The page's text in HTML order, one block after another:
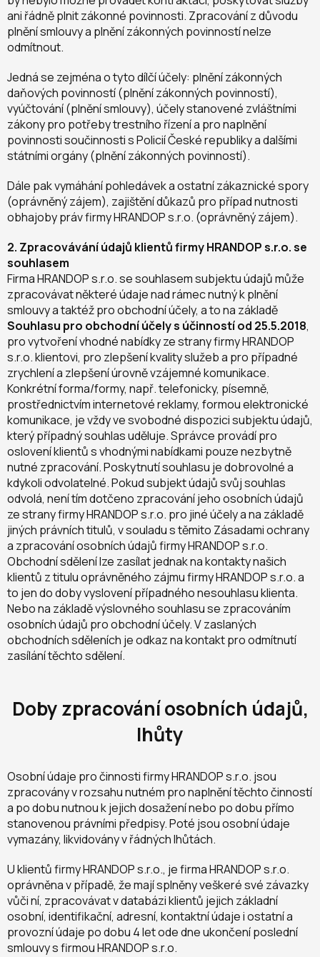
ani řádně plnit zákonné povinnosti. Zpracování z důvodu
plnění smlouvy a plnění zákonných povinností nelze
odmítnout.
Jedná se zejména o tyto dílčí účely: plnění zákonných
daňových povinností (plnění zákonných povinností),
vyúčtování (plnění smlouvy), účely stanovené zvláštními
zákony pro potřeby trestního řízení a pro naplnění
povinnosti součinnosti s Policií České republiky a dalšími
státními orgány (plnění zákonných povinností).
Dále pak vymáhání pohledávek a ostatní zákaznické spory
(oprávněný zájem), zajištění důkazů pro případ nutnosti
obhajoby práv firmy HRANDOP s.r.o. (oprávněný zájem).
2. Zpracovávání údajů klientů firmy HRANDOP s.r.o. se
souhlasem
Firma HRANDOP s.r.o. se souhlasem subjektu údajů může
zpracovávat některé údaje nad rámec nutný k plnění
smlouvy a taktéž pro obchodní účely, a to na základě
Souhlasu pro obchodní účely s účinností od 25.5.2018,
pro vytvoření vhodné nabídky ze strany firmy HRANDOP
s.r.o. klientovi, pro zlepšení kvality služeb a pro případné
zrychlení a zlepšení úrovně vzájemné komunikace.
Konkrétní forma/formy, např. telefonicky, písemně,
prostřednictvím internetové reklamy, formou elektronické
komunikace, je vždy ve svobodné dispozici subjektu údajů,
který případný souhlas uděluje. Správce provádí pro
oslovení klientů s vhodnými nabídkami pouze nezbytně
nutné zpracování. Poskytnutí souhlasu je dobrovolné a
kdykoli odvolatelné. Pokud subjekt údajů svůj souhlas
odvolá, není tím dotčeno zpracování jeho osobních údajů
ze strany firmy HRANDOP s.r.o. pro jiné účely a na základě
jiných právních titulů, v souladu s těmito Zásadami ochrany
a zpracování osobních údajů firmy HRANDOP s.r.o.
Obchodní sdělení lze zasílat jednak na kontakty našich
klientů z titulu oprávněného zájmu firmy HRANDOP s.r.o. a
to jen do doby vyslovení případného nesouhlasu klienta.
Nebo na základě výslovného souhlasu se zpracováním
osobních údajů pro obchodní účely. V zaslaných
obchodních sděleních je odkaz na kontakt pro odmítnutí
zasílání těchto sdělení.
Doby zpracování osobních údajů,
lhůty
Osobní údaje pro činnosti firmy HRANDOP s.r.o. jsou
zpracovány v rozsahu nutném pro naplnění těchto činností
a po dobu nutnou k jejich dosažení nebo po dobu přímo
stanovenou právními předpisy. Poté jsou osobní údaje
vymazány, likvidovány v řádných lhůtách.
U klientů firmy HRANDOP s.r.o., je firma HRANDOP s.r.o.
oprávněna v případě, že mají splněny veškeré své závazky
vůči ní, zpracovávat v databázi klientů jejich základní
osobní, identifikační, adresní, kontaktní údaje i ostatní a
provozní údaje po dobu 4 let ode dne ukončení poslední
smlouvy s firmou HRANDOP s.r.o.